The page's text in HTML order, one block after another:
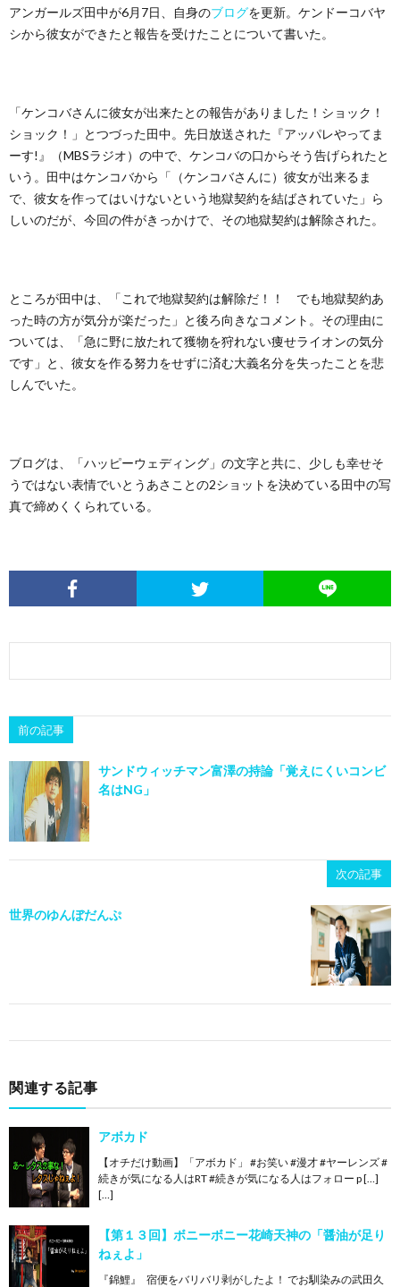
アンガールズ田中が6月7日、自身のブログを更新。ケンドーコバヤ
シから彼女ができたと報告を受けたことについて書いた。
「ケンコバさんに彼女が出来たとの報告がありました！ショック！
ショック！」とつづった田中。先日放送された『アッパレやってま
ーす!』（MBSラジオ）の中で、ケンコバの口からそう告げられたと
いう。田中はケンコバから「（ケンコバさんに）彼女が出来るま
で、彼女を作ってはいけないという地獄契約を結ばされていた」ら
しいのだが、今回の件がきっかけで、その地獄契約は解除された。
ところが田中は、「これで地獄契約は解除だ！！ でも地獄契約あ
った時の方が気分が楽だった」と後ろ向きなコメント。その理由に
ついては、「急に野に放たれて獲物を狩れない痩せライオンの気分
です」と、彼女を作る努力をせずに済む大義名分を失ったことを悲
しんでいた。
ブログは、「ハッピーウェディング」の文字と共に、少しも幸せそ
うではない表情でいとうあさことの2ショットを決めている田中の写
真で締めくくられている。
前の記事
サンドウィッチマン富澤の持論「覚えにくいコンビ
名はNG」
次の記事
世界のゆんぼだんぷ
関連する記事
アボカド
【オチだけ動画】「アボカド」 #お笑い #漫才 #ヤーレンズ #
続きが気になる人はRT #続きが気になる人はフォロー p […]
[…]
【第１３回】ボニーボニー花崎天神の「醤油が足り
ねぇよ」
『錦鯉』 宿便をバリバリ剥がしたよ！ でお馴染みの武田久